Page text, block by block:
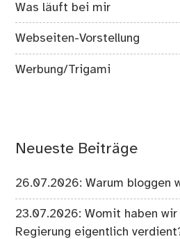
Was läuft bei mir
Webseiten-Vorstellung
Werbung/Trigami
Neueste Beiträge
26.07.2026: Warum bloggen
23.07.2026: Womit haben
Regierung eigentlich